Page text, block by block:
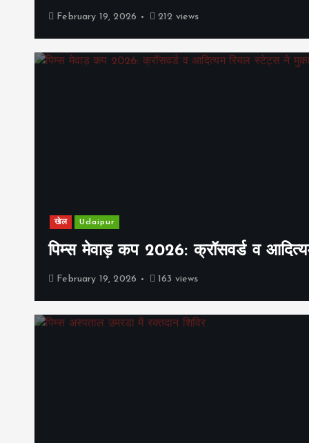
February 19, 2026 212 views
खेल Udaipur
पिम्स मेवाड़ कप 2026: क्रॉसवर्ड व
February 19, 2026 163 views